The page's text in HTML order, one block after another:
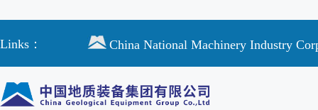
Links： China National Machinery Industry